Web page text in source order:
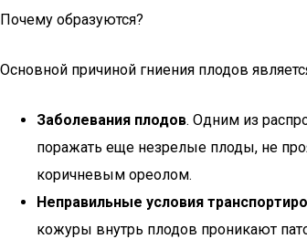
Почему образуются?
Основной причиной гниения плодов
Заболевания плодов. Одним из
поражать еще незрелые плоды, не
коричневым ореолом.
Неправильные условия
кожуры внутрь плодов проникают